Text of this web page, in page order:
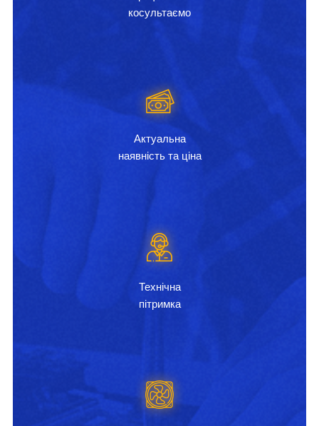
косультаємо
Актуальна
наявність та ціна
Технічна
пітримка